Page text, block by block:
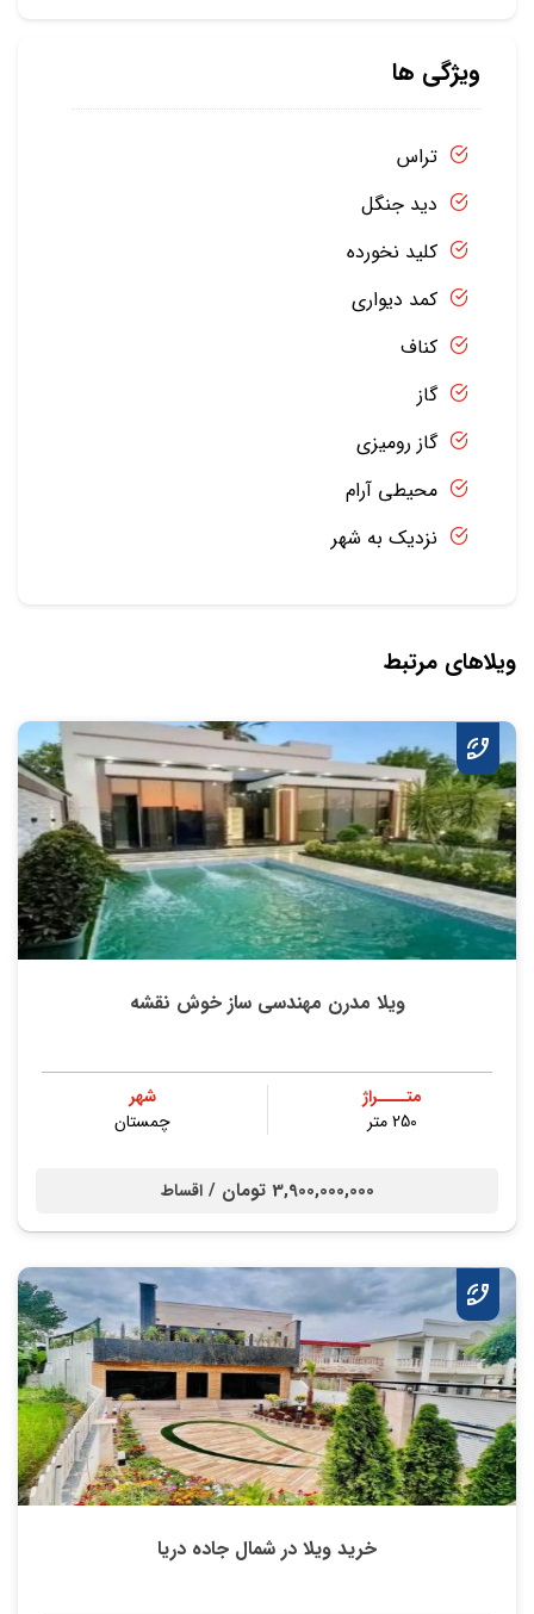
ویژگی ها
تراس
دید جنگل
کلید نخورده
کمد دیواری
کناف
گاز
گاز رومیزی
محیطی آرام
نزدیک به شهر
ویلاهای مرتبط
ویلا مدرن مهندسی ساز خوش نقشه
متــــراژ
250 متر
شهر
چمستان
3,900,000,000 تومان / اقساط
خرید ویلا در شمال جاده دریا